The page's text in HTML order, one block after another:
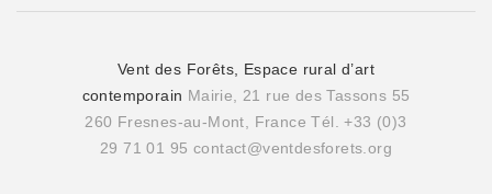
Vent des Forêts, Espace rural d’art
contemporain Mairie, 21 rue des Tassons 55
260 Fresnes-au-Mont, France Tél. +33 (0)3
29 71 01 95 contact@ventdesforets.org